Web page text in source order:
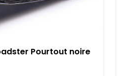
Pourtout noire